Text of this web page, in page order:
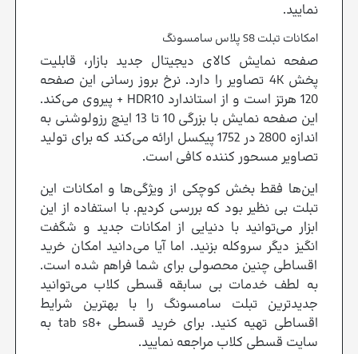
نمایید.
امکانات تبلت S8 پلاس سامسونگ
صفحه نمایش کالای دیجیتال جدید بازار، قابلیت
پخش 4K تصاویر را دارد. نرخ بروز رسانی این صفحه
120 هرتز است و از استاندارد HDR10 + پیروی می‌کند.
این صفحه نمایش با بزرگی 10 تا 13 اینچ رزولوشنی به
اندازه 2800 در 1752 پیکسل ارائه می‌کند که برای تولید
تصاویر مسحور کننده کافی است.
این‌ها فقط بخش کوچکی از ویژگی‌ها و امکانات این
تبلت بی نظیر بود که بررسی کردیم. با استفاده از این
ابزار می‌توانید با دنیایی از امکانات جدید و شگفت
انگیز دیگر سر‌‌‌وکله بزنید. اما آیا می‌دانید امکان خرید
اقساطی چنین محصولی برای شما فراهم شده است.
به لطف خدمات بی سابقه قسطی کلاب می‌توانید
جدیدترین تبلت سامسونگ را با بهترین شرایط
اقساطی تهیه کنید. برای خرید قسطی +tab s8 به
سایت قسطی کلاب مراجعه نمایید.